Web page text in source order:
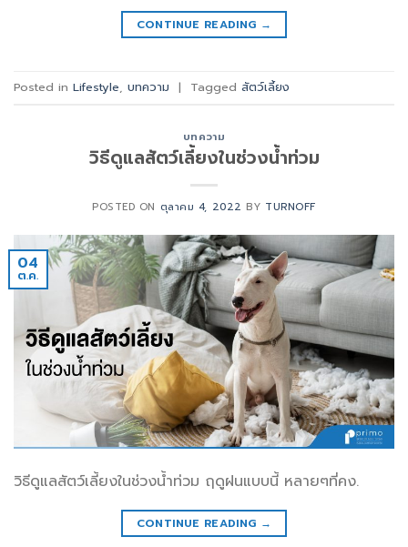
CONTINUE READING →
Posted in Lifestyle บทความ | Tagged สัตว์เลี้ยง
บทความ
วิธีดูแลสัตว์เลี้ยงในช่วงน้ำท่วม
POSTED ON ตุลาคม 4, 2022 BY TURNOFF
04
ต.ค.
วิธีดูแลสัตว์เลี้ยงในช่วงน้ำท่วม ฤดูฝนแบบนี้ หลายๆที่คง.
CONTINUE READING →